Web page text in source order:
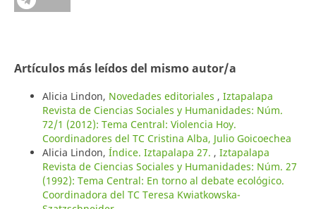
Artículos más leídos del mismo autor/a
Alicia Lindon, Novedades editoriales , Iztapalapa
Revista de Ciencias Sociales y Humanidades: Núm.
72/1 (2012): Tema Central: Violencia Hoy.
Coordinadores del TC Cristina Alba, Julio Goicoechea
Alicia Lindon, Índice. Iztapalapa 27. , Iztapalapa
Revista de Ciencias Sociales y Humanidades: Núm. 27
(1992): Tema Central: En torno al debate ecológico.
Coordinadora del TC Teresa Kwiatkowska-